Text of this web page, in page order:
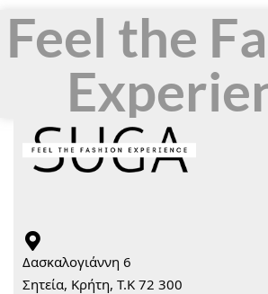
Feel the
Δασκαλογιάννη 6
Σητεία, Κρήτη, Τ.Κ 72 300